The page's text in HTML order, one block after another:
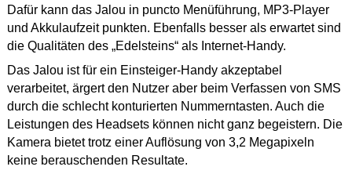
Dafür kann das Jalou in puncto Menüführung, MP3-Player
und Akkulaufzeit punkten. Ebenfalls besser als erwartet sind
die Qualitäten des „Edelsteins“ als Internet-Handy.
Das Jalou ist für ein Einsteiger-Handy akzeptabel
verarbeitet, ärgert den Nutzer aber beim Verfassen von SMS
durch die schlecht konturierten Nummerntasten. Auch die
Leistungen des Headsets können nicht ganz begeistern. Die
Kamera bietet trotz einer Auflösung von 3,2 Megapixeln
keine berauschenden Resultate.